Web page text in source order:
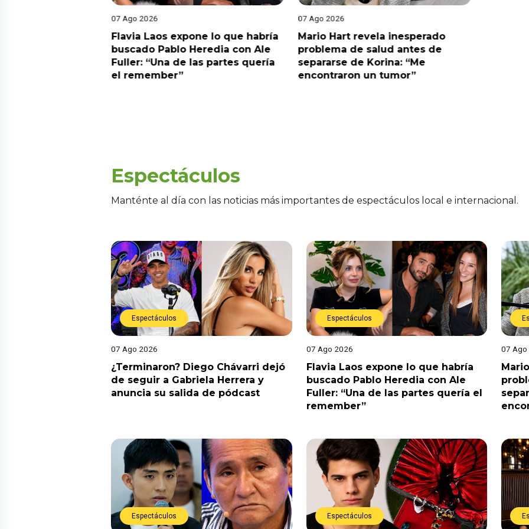
07 Ago 2026
Flavia Laos expone lo que habría
buscado Pablo Heredia con Ale
Fuller: “Una de las partes quería
el remember”
07 Ago 2026
Mario Hart revela inesperado
problema de salud antes de
separarse de Korina: “Me
encontraron un tumor”
Espectáculos
Manténte al día con las noticias más importantes de espectáculos local e internacional.
Espectáculos
07 Ago 2026
¿Terminaron? Diego Chávarri dejó
de seguir a Gabriela Herrera y
anuncia su salida de pódcast
Espectáculos
07 Ago 2026
Flavia Laos expone lo que habría
buscado Pablo Heredia con Ale
Fuller: “Una de las partes quería el
remember”
07 Ago
Espectáculos Espectáculos